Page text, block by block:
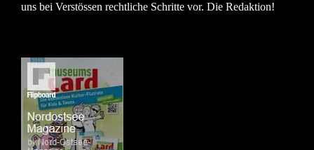
uns bei Verstössen rechtliche Schritte vor. Die Redaktion!